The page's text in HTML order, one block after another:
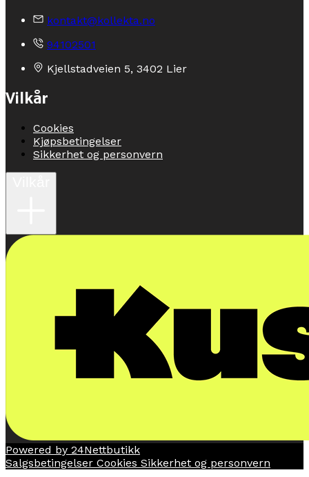
kontakt@kollekta.no
94102501
Kjellstadveien 5, 3402 Lier
Vilkår
Cookies
Kjøpsbetingelser
Sikkerhet og personvern
Powered by 24Nettbutikk
Salgsbetingelser Cookies Sikkerhet og personvern